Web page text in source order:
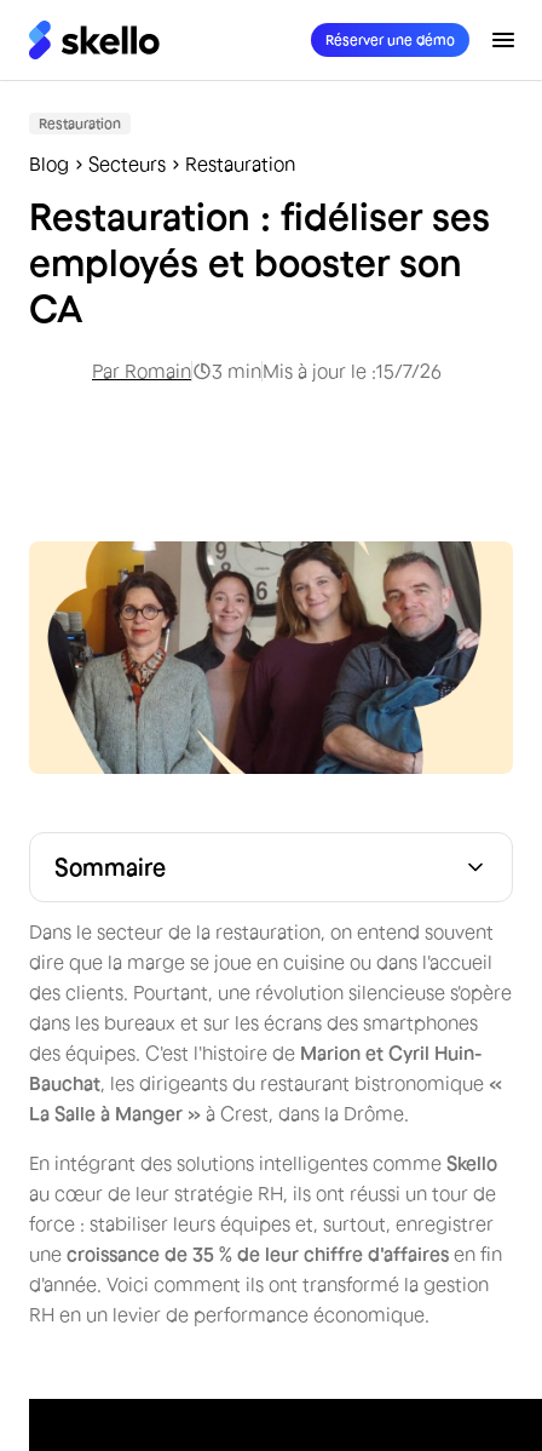
Réserver une démo
Restauration
Blog Secteurs Restauration
Restauration : fidéliser ses
employés et booster son
CA
Par Romain 3 minMis à jour le :15/7/26
Dans le secteur de la restauration, on entend souvent
dire que la marge se joue en cuisine ou dans l'accueil
des clients. Pourtant, une révolution silencieuse s'opère
dans les bureaux et sur les écrans des smartphones
des équipes. C'est l'histoire de Marion et Cyril Huin-
Bauchat , les dirigeants du restaurant bistronomique «
La Salle à Manger » à Crest, dans la Drôme.
En intégrant des solutions intelligentes comme Skello
au cœur de leur stratégie RH, ils ont réussi un tour de
force : stabiliser leurs équipes et, surtout, enregistrer
une croissance de 35 % de leur chiffre d'affaires en fin
d'année. Voici comment ils ont transformé la gestion
RH en un levier de performance économique.
Sommaire
construction de plannings
d'affaires ?
croissance et à la fidélisation dans la restauration.